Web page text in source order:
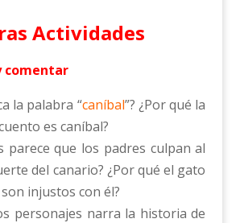
Actividades
comentar
la palabra “caníbal”? ¿Por qué la
es caníbal?
parece que los padres culpan al
del canario? ¿Por qué el gato
injustos con él?
personajes narra la historia de